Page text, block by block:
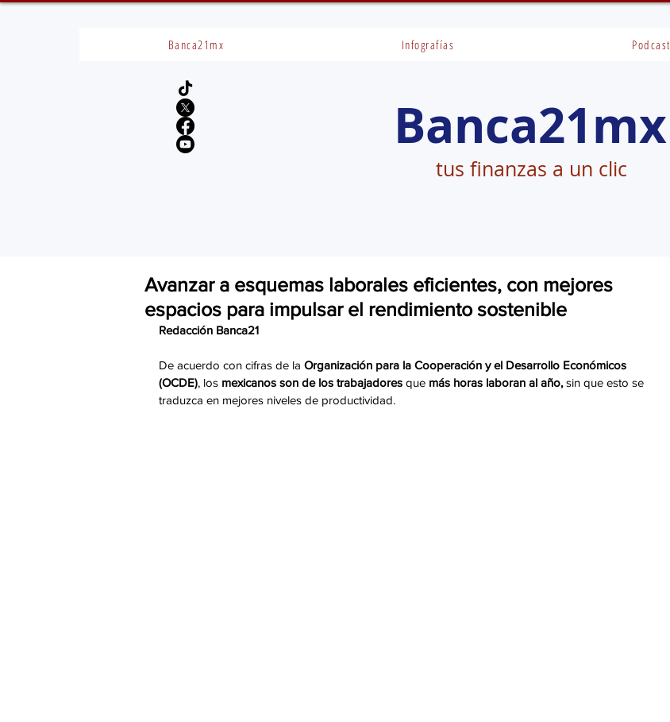
Banca21mx Infografías Podcast
Banca21mx
tus finanzas a un clic
Avanzar a esquemas laborales eficientes, con mejores
espacios para impulsar el rendimiento sostenible
Redacción Banca21
De acuerdo con cifras de la Organización para la Cooperación y el Desarrollo Económicos
(OCDE), los mexicanos son de los trabajadores que más horas laboran al año, sin que esto se
traduzca en mejores niveles de productividad.